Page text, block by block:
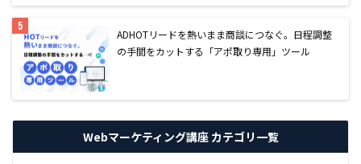
ADHOTリードを熱いまま商談につなぐ。日程調整
の手間をカットする「アポ取り専用」ツール
Webマーケティング講座 カテゴリ一覧